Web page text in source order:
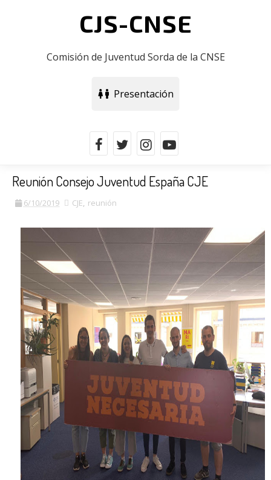
CJS-CNSE
Comisión de Juventud Sorda de la CNSE
Presentación
Reunión Consejo Juventud España CJE
6/10/2019 CJE, reunión